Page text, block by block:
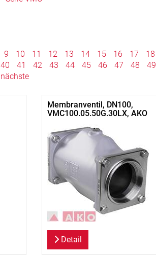
9 10 11 12 13 14 15 16 17 18
40 41 42 43 44 45 46 47 48 49
nächste
Membranventil, DN100,
VMC100.05.50G.30LX, AKO
Detail